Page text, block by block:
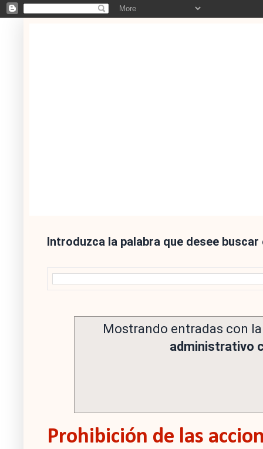
Introduzca la palabra que desee
Mostrando entradas con
administrativo
Prohibición de las